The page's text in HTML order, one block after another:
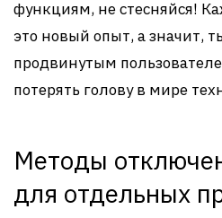
функциям, не стесняйся!
это новый опыт, а значит,
продвинутым
потерять голову в мире
Методы
для отдельных